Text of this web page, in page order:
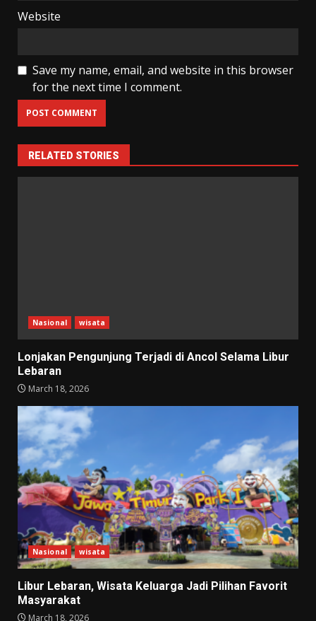
Website
Save my name, email, and website in this browser
for the next time I comment.
RELATED STORIES
Nasional wisata
Lonjakan Pengunjung Terjadi di Ancol Selama Libur
Lebaran
March 18, 2026
Nasional wisata
Libur Lebaran, Wisata Keluarga Jadi Pilihan Favorit
Masyarakat
March 18, 2026